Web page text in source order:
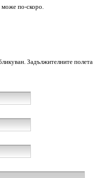
може по-скоро.
Задължителните полета